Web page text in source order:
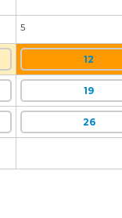
5
12
19
26